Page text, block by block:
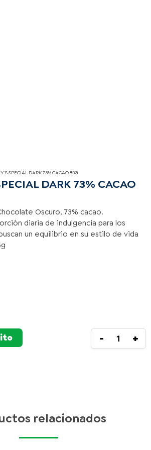
SPECIAL DARK 73% CACAO 85G
DARK 73% CACAO
Oscuro, 73% cacao.
diaria de indulgencia para los
un equilibrio en su estilo de vida
- +
relacionados